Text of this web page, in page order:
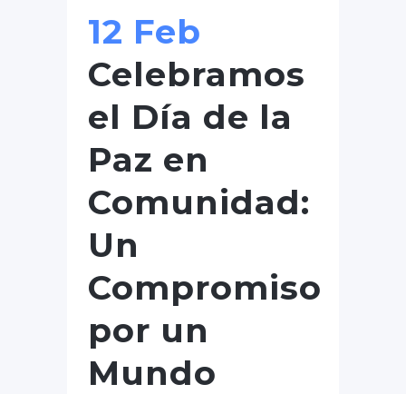
12 Feb
Celebramos
el Día de la
Paz en
Comunidad:
Un
Compromiso
por un
Mundo